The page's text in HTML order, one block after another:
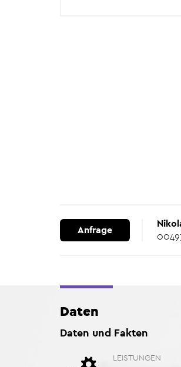
Anfrage
Daten
Daten und Fakten
LEISTUNGEN